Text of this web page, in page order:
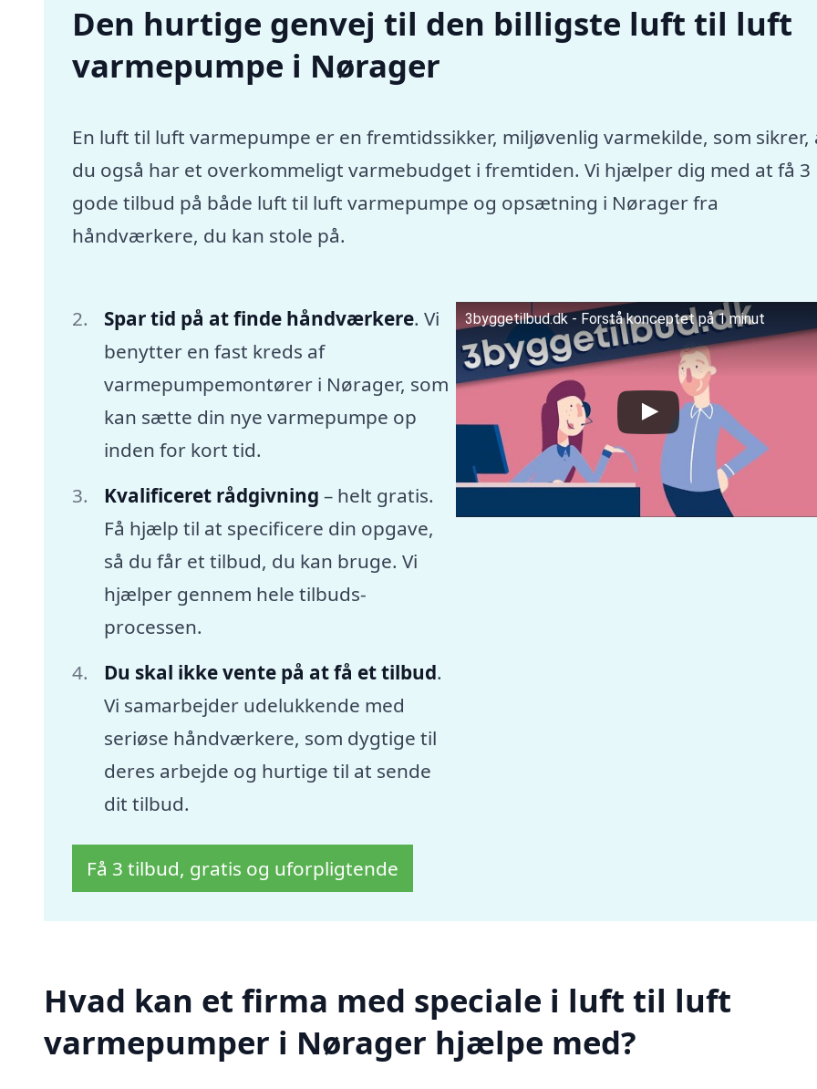
Den hurtige genvej til den billigste luft til luft
varmepumpe i Nørager
En luft til luft varmepumpe er en fremtidssikker, miljøvenlig varmekilde, som sikrer,
du også har et overkommeligt varmebudget i fremtiden. Vi hjælper dig med at få 3
gode tilbud på både luft til luft varmepumpe og opsætning i Nørager fra
håndværkere, du kan stole på.
Spar tid på at finde håndværkere. Vi
benytter en fast kreds af
varmepumpemontører i Nørager, som
kan sætte din nye varmepumpe op
inden for kort tid.
Kvalificeret rådgivning – helt gratis.
Få hjælp til at specificere din opgave,
så du får et tilbud, du kan bruge. Vi
hjælper gennem hele tilbuds-
processen.
Du skal ikke vente på at få et tilbud.
Vi samarbejder udelukkende med
seriøse håndværkere, som dygtige til
deres arbejde og hurtige til at sende
dit tilbud.
3byggetilbud.dk - Forstå konceptet på 1 minut
Få 3 tilbud, gratis og uforpligtende
Hvad kan et firma med speciale i luft til luft
varmepumper i Nørager hjælpe med?